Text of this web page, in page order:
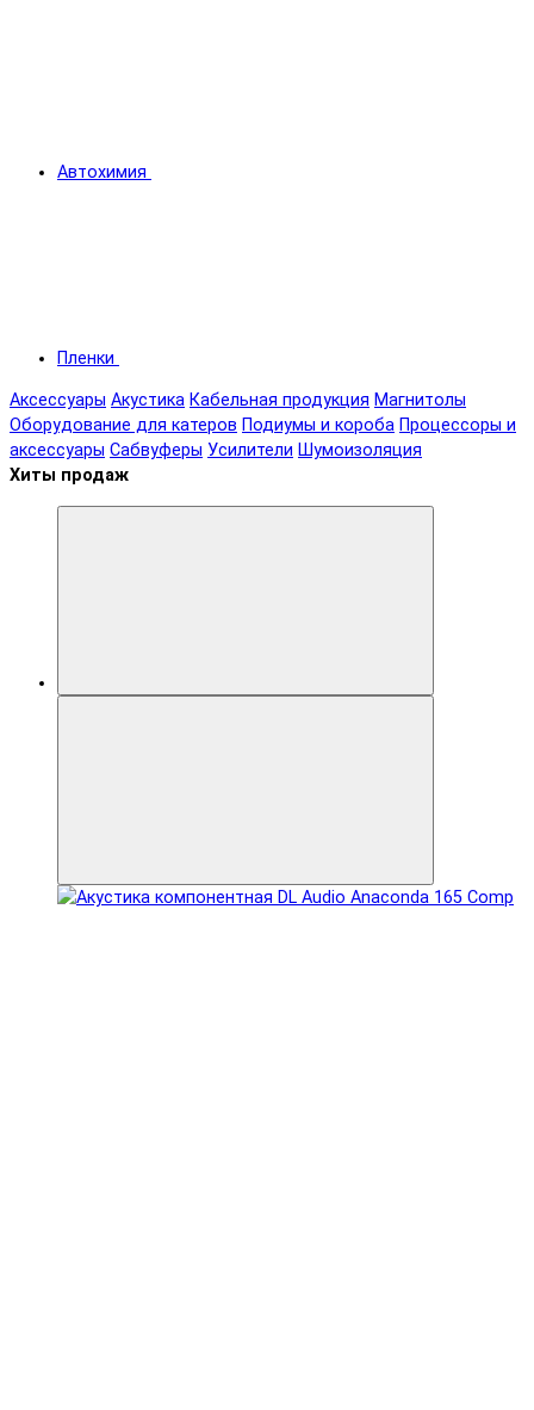
Автохимия
Пленки
Аксессуары Акустика Кабельная продукция Магнитолы
Оборудование для катеров Подиумы и короба Процессоры и
аксессуары Сабвуферы Усилители Шумоизоляция
Хиты продаж